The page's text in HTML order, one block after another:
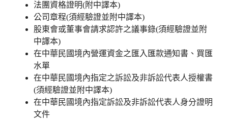
法團資格證明(附中譯本)
公司章程(須經驗證並附中譯本)
股東會或董事會請求認許之議事錄(須經驗證並附
中譯本)
在中華民國境內營運資金之匯入匯款通知書、買匯
水單
在中華民國境內指定之訴訟及非訴訟代表人授權書
(須經驗證並附中譯本)
在中華民國境內指定訴訟及非訴訟代表人身分證明
文件